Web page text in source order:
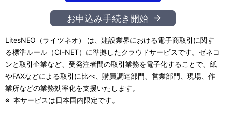
ゲ
ー
シ
ョ
お申込み手続き開始
LitesNEO（ライツネオ） は、建設業界における電子商取引に関す
る標準ルール（CI-NET）に準拠したクラウドサービスです。ゼネコ
ンと取引企業など、受発注者間の取引業務を電子化することで、紙
やFAXなどによる取引に比べ、購買調達部門、営業部門、現場、作
業所などの業務効率化を支援いたします。
※ 本サービスは日本国内限定です。